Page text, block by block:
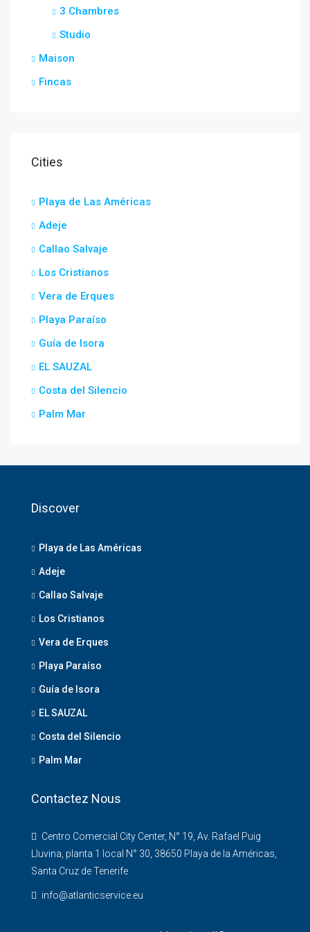
3 Chambres
Studio
Maison
Fincas
Cities
Playa de Las Américas
Adeje
Callao Salvaje
Los Cristianos
Vera de Erques
Playa Paraíso
Guía de Isora
EL SAUZAL
Costa del Silencio
Palm Mar
Discover
Playa de Las Américas
Adeje
Callao Salvaje
Los Cristianos
Vera de Erques
Playa Paraíso
Guía de Isora
EL SAUZAL
Costa del Silencio
Palm Mar
Contactez Nous
Centro Comercial City Center, N° 19, Av. Rafael Puig
Lluvina, planta 1 local N° 30, 38650 Playa de la Américas,
Santa Cruz de Tenerife
info@atlanticservice.eu